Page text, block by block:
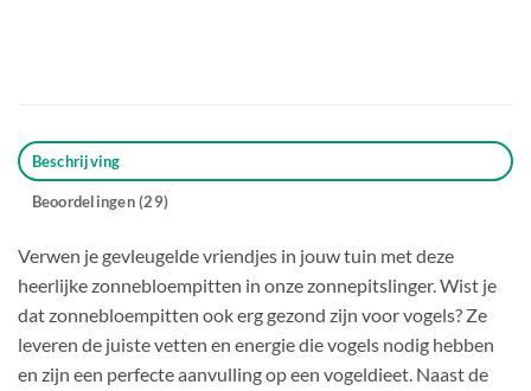
Beschrijving
Beoordelingen (29)
Verwen je gevleugelde vriendjes in jouw tuin met deze
heerlijke zonnebloempitten in onze zonnepitslinger. Wist je
dat zonnebloempitten ook erg gezond zijn voor vogels? Ze
leveren de juiste vetten en energie die vogels nodig hebben
en zijn een perfecte aanvulling op een vogeldieet. Naast de